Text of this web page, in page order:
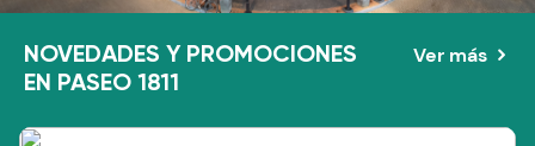
NOVEDADES Y PROMOCIONES
EN PASEO 1811
Ver más